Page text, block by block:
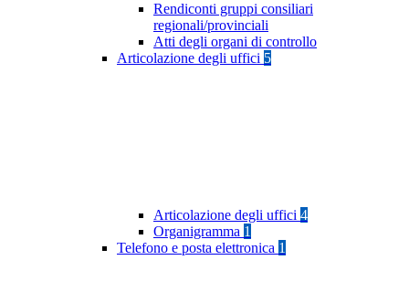
Rendiconti gruppi consiliari
regionali/provinciali
Atti degli organi di controllo
Articolazione degli uffici 5
Articolazione degli uffici 4
Organigramma 1
Telefono e posta elettronica 1